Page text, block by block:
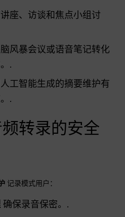
座、访谈和焦点小组讨
风暴会议或语音笔记转化
.
工智能生成的摘要维护有
.
转录的安全
记录模式用户：
确保录音保密。.